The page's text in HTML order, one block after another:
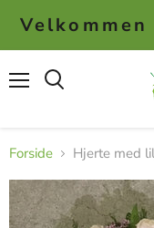
Forside Hjerte med